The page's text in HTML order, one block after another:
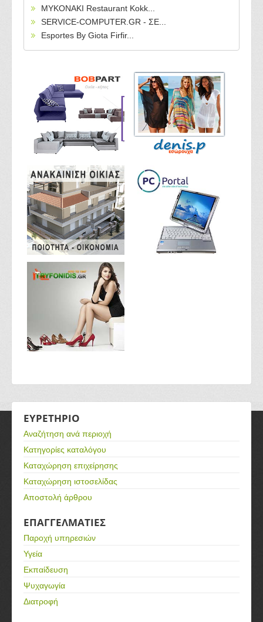
MYKONAKI Restaurant Kokk...
SERVICE-COMPUTER.GR - ΣΕ...
Esportes By Giota Firfir...
ΕΥΡΕΤΗΡΙΟ
Αναζήτηση ανά περιοχή
Κατηγορίες καταλόγου
Καταχώρηση επιχείρησης
Καταχώρηση ιστοσελίδας
Αποστολή άρθρου
ΕΠΑΓΓΕΛΜΑΤΙΕΣ
Παροχή υπηρεσιών
Υγεία
Εκπαίδευση
Ψυχαγωγία
Διατροφή